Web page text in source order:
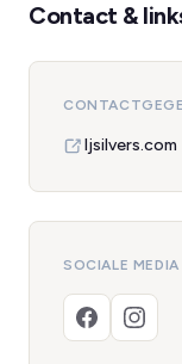
Contact &
ljsilvers.com
SOCIALE MEDIA